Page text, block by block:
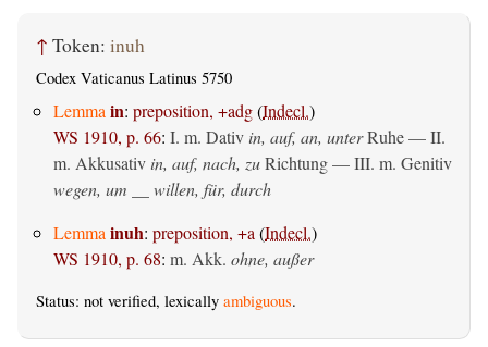
↑ Token: inuh
Codex Vaticanus Latinus 5750
Lemma in: preposition, +adg(Indecl.)
WS 1910, p. 66: I. m. Dativ in, auf, an, unterRuhe — II.
m. Akkusativ in, auf, nach, zuRichtung — III. m. Genitiv
wegen, um __ willen, für, durch
Lemma inuh: preposition, +a (Indecl.)
WS 1910, p. 68: m. Akk. ohne, außer
Status: not verified, lexically ambiguous.